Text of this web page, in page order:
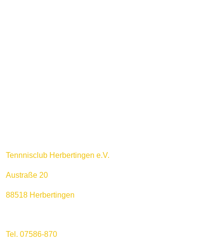
Tennnisclub Herbertingen e.V.
Austraße 20
88518 Herbertingen
Tel. 07586-870